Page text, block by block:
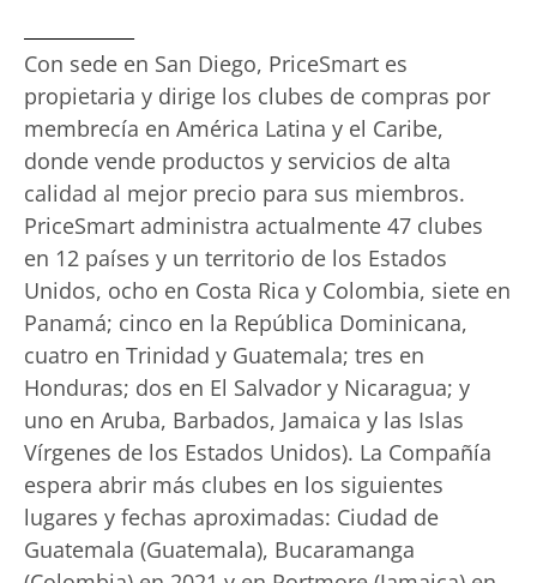
Con sede en San Diego, PriceSmart es
propietaria y dirige los clubes de compras por
membrecía en América Latina y el Caribe,
donde vende productos y servicios de alta
calidad al mejor precio para sus miembros.
PriceSmart administra actualmente 47 clubes
en 12 países y un territorio de los Estados
Unidos, ocho en Costa Rica y Colombia, siete en
Panamá; cinco en la República Dominicana,
cuatro en Trinidad y Guatemala; tres en
Honduras; dos en El Salvador y Nicaragua; y
uno en Aruba, Barbados, Jamaica y las Islas
Vírgenes de los Estados Unidos). La Compañía
espera abrir más clubes en los siguientes
lugares y fechas aproximadas: Ciudad de
Guatemala (Guatemala), Bucaramanga